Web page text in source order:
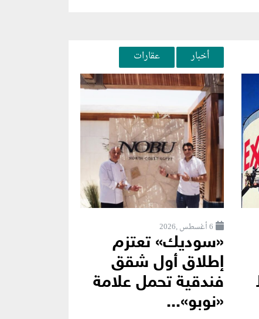
أخبار عقارات
6 أغسطس ,2026
«سوديك» تعتزم
إطلاق أول شقق
فندقية تحمل علامة
«نوبو»...